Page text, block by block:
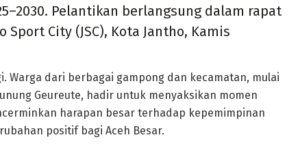
Pelantikan berlangsung dalam rapat
Sport City (JSC), Kota Jantho, Kamis
Warga dari berbagai gampong dan kecamatan, mulai
Geureute, hadir untuk menyaksikan momen
harapan besar terhadap kepemimpinan
positif bagi Aceh Besar.